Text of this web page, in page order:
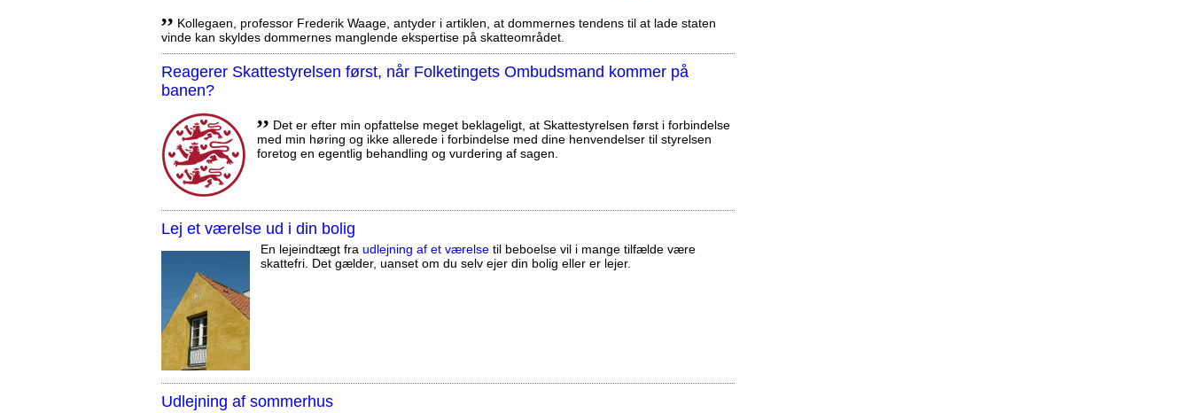
,, Kollegaen, professor Frederik Waage, antyder i artiklen, at dommernes tendens til at lade staten
vinde kan skyldes dommernes manglende ekspertise på skatteområdet.
Reagerer Skattestyrelsen først, når Folketingets Ombudsmand kommer på
banen?
,, Det er efter min opfattelse meget beklageligt, at Skattestyrelsen først i forbindelse
med min høring og ikke allerede i forbindelse med dine henvendelser til styrelsen
foretog en egentlig behandling og vurdering af sagen.
Lej et værelse ud i din bolig
En lejeindtægt fra udlejning af et værelse til beboelse vil i mange tilfælde være
skattefri. Det gælder, uanset om du selv ejer din bolig eller er lejer.
Udlejning af sommerhus